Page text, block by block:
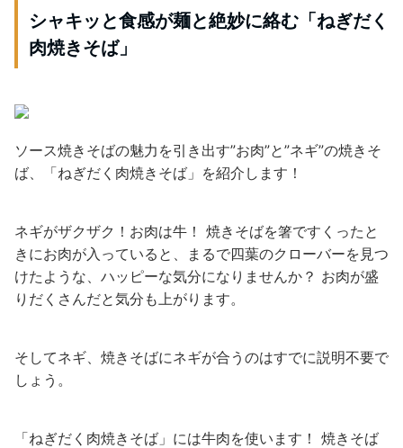
シャキッと食感が麺と絶妙に絡む「ねぎだく
肉焼きそば」
ソース焼きそばの魅力を引き出す”お肉”と”ネギ”の焼きそ
ば、「ねぎだく肉焼きそば」を紹介します！
ネギがザクザク！お肉は牛！ 焼きそばを箸ですくったと
きにお肉が入っていると、まるで四葉のクローバーを見つ
けたような、ハッピーな気分になりませんか？ お肉が盛
りだくさんだと気分も上がります。
そしてネギ、焼きそばにネギが合うのはすでに説明不要で
しょう。
「ねぎだく肉焼きそば」には牛肉を使います！ 焼きそば